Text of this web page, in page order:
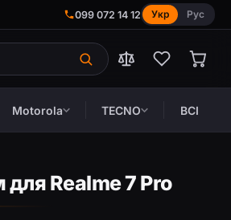
099 072 14 12 Укр Рус
Motorola TECNO ВСІ
Realme 7 Pro